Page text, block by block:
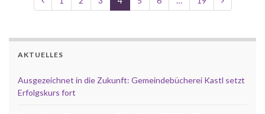
AKTUELLES
Ausgezeichnet in die Zukunft: Gemeindebücherei Kastl setzt
Erfolgskurs fort